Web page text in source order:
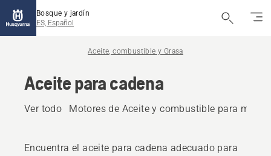
Bosque y jardín
ES, Español
Aceite, combustible y Grasa
Aceite para cadena
Ver todo Motores de Aceite y combustible para
Encuentra el aceite para cadena adecuado para